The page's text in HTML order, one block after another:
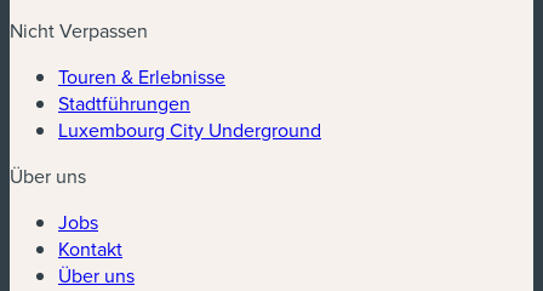
Nicht Verpassen
Touren & Erlebnisse
Stadtführungen
Luxembourg City Underground
Über uns
Jobs
Kontakt
Über uns